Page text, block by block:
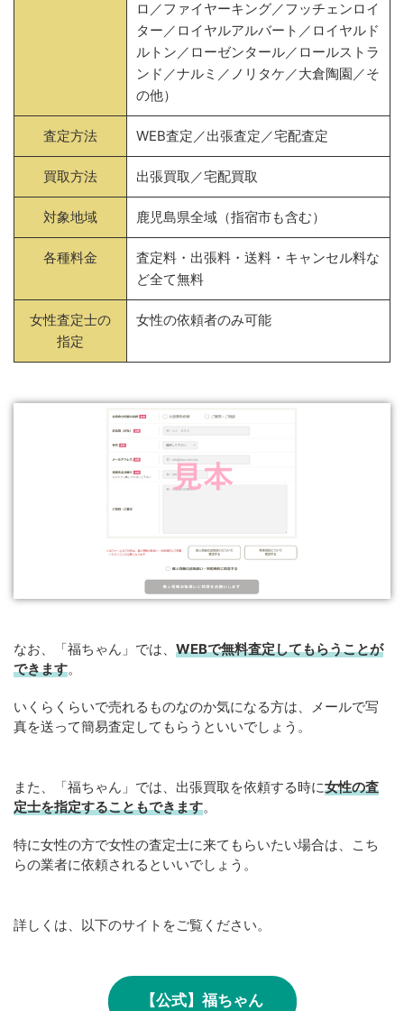
ロ／ファイヤーキング／フッチェンロイ
ター／ロイヤルアルバート／ロイヤルド
ルトン／ローゼンタール／ロールストラ
ンド／ナルミ／ノリタケ／大倉陶園／そ
の他）
査定方法 WEB査定／出張査定／宅配査定
買取方法 出張買取／宅配買取
対象地域 鹿児島県全域（指宿市も含む）
各種料金
査定料・出張料・送料・キャンセル料な
ど全て無料
女性査定士の
指定
女性の依頼者のみ可能
なお、「福ちゃん」では、 WEBで無料査定してもらうことが
できます。
いくらくらいで売れるものなのか気になる方は、メールで写
真を送って簡易査定してもらうといいでしょう。
また、「福ちゃん」では、出張買取を依頼する時に女性の査
定士を指定することもできます。
特に女性の方で女性の査定士に来てもらいたい場合は、こち
らの業者に依頼されるといいでしょう。
詳しくは、以下のサイトをご覧ください。
【公式】福ちゃん